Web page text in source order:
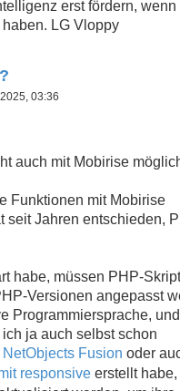
erst fördern,
LG Vloppy
03:36
auch mit Mobirise
Funktionen mit Mobirise
seit Jahren entschieden,
habe, müssen PHP-
Versionen angepasst
Programmiersprache,
ja auch selbst schon
NetObjects Fusion oder
responsive erstellt